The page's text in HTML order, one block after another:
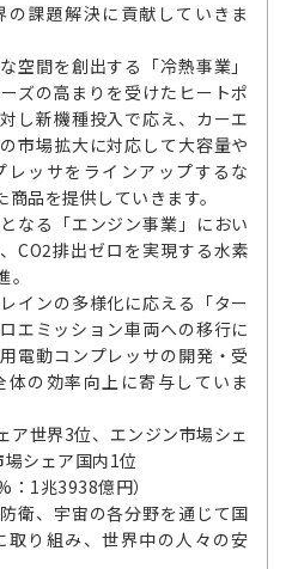
課題解決に貢献していきま
空間を創出する「冷熱事業」
ズの高まりを受けたヒートポ
し新機種投入で応え、カーエ
市場拡大に対応して大容量や
ッサをラインアップするな
品を提供していきます。
なる「エンジン事業」におい
CO2排出ゼロを実現する水素
インの多様化に応える「ター
エミッション車両への移行に
電動コンプレッサの開発・受
の効率向上に寄与していま
世界3位、エンジン市場シェ
シェア国内1位
1兆3938億円）
衛、宇宙の各分野を通じて国
り組み、世界中の人々の安